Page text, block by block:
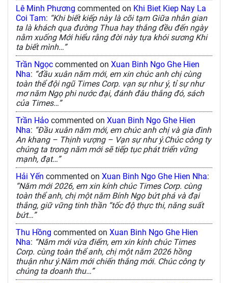
Lê Minh Phương commented on Khi Biet Kiep Nay La
Coi Tam: “Khi biết kiếp này là cõi tạm Giữa nhân gian
ta là khách qua đường Thua hay thắng đều đến ngày
nằm xuống Mới hiểu rằng đời này tựa khói sương Khi
ta biết mình…”
Trần Ngọc commented on Xuan Binh Ngo Ghe Hien
Nha: “đầu xuân năm mới, em xin chúc anh chị cùng
toàn thể đội ngũ Times Corp. vạn sự như ý, tỉ sự như
mơ năm Ngọ phi nước đại, đánh đâu thắng đó, sách
của Times…”
Trần Hảo commented on Xuan Binh Ngo Ghe Hien
Nha: “Đầu xuân năm mới, em chúc anh chị và gia đình
An khang – Thịnh vượng – Vạn sự như ý.Chúc công ty
chúng ta trong năm mới sẽ tiếp tục phát triển vững
mạnh, đạt…”
Hải Yến commented on Xuan Binh Ngo Ghe Hien Nha:
“Năm mới 2026, em xin kính chúc Times Corp. cùng
toàn thể anh, chị một năm Bính Ngọ bứt phá và đại
thắng, giữ vững tinh thần “tốc độ thực thi, năng suất
bứt…”
Thu Hồng commented on Xuan Binh Ngo Ghe Hien
Nha: “Năm mới vừa điểm, em xin kính chúc Times
Corp. cùng toàn thể anh, chị một năm 2026 hồng
thuận như ý.Năm mới chiến thắng mới. Chúc công ty
chúng ta doanh thu…”